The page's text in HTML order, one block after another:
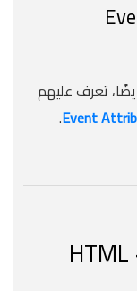
تعرف عليهم
Event
.